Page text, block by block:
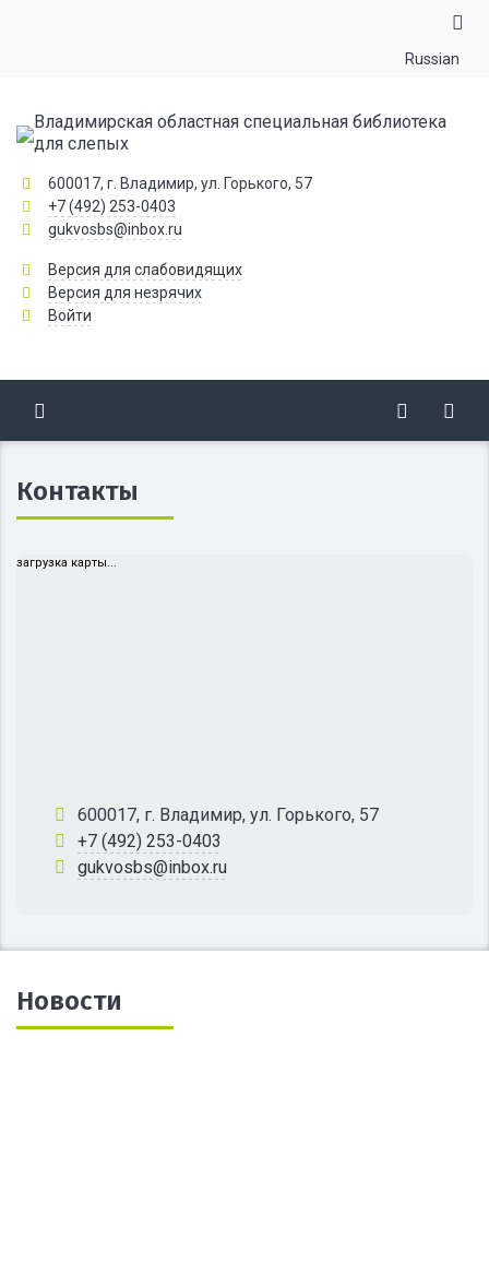
Russian
Владимирская областная специальная библиотека
для слепых
600017, г. Владимир, ул. Горького, 57
+7 (492) 253-0403
gukvosbs@inbox.ru
Версия для слабовидящих
Версия для незрячих
Войти
Контакты
загрузка карты...
600017, г. Владимир, ул. Горького, 57
+7 (492) 253-0403
gukvosbs@inbox.ru
Новости